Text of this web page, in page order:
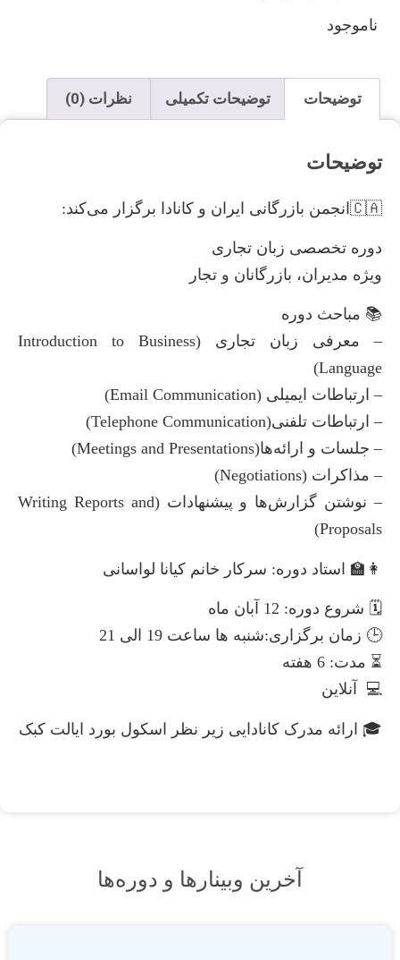
ناموجود
توضیحات توضیحات تکمیلی نظرات (0)
توضیحات
🇨🇦انجمن بازرگانی ایران و کانادا برگزار می‌کند:
دوره تخصصی زبان تجاری
ویژه مدیران، بازرگانان و تجار
📚 مباحث دوره
– معرفی زبان تجاری (Introduction to Business
Language)
– ارتباطات ایمیلی (Email Communication)
– ارتباطات تلفنی(Telephone Communication)
– جلسات و ارائه‌ها(Meetings and Presentations)
– مذاکرات (Negotiations)
– نوشتن گزارش‌ها و پیشنهادات (Writing Reports and
Proposals)
👩‍🏫 استاد دوره: سرکار خانم کیانا لواسانی
🗓 شروع دوره: 12 آبان ماه
🕒 زمان برگزاری:شنبه ها ساعت 19 الی 21
⏳ مدت: 6 هفته
💻 آنلاین
🎓 ارائه مدرک کانادایی زیر نظر اسکول بورد ایالت کبک
آخرین وبینارها و دوره‌ها